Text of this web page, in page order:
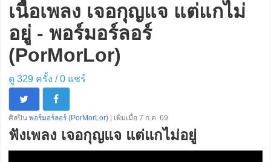
เนื้อเพลง เจอกุญแจ แต่แกไม่
อยู่ - พอร์มอร์ลอร์
(PorMorLor)
ดู 329 ครั้ง /0แชร์
ศิลปิน พอร์มอร์ลอร์ (PorMorLor) | เพิ่มเมื่อ 7 ก.ค. 69
ฟังเพลง เจอกุญแจ แต่แกไม่อยู่